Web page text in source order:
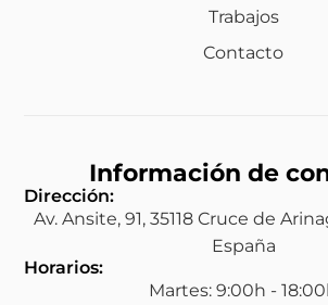
Trabajos
Contacto
Información de
Dirección:
Av. Ansite, 91, 35118 Cruce de
España
Horarios:
Martes: 9:00h -